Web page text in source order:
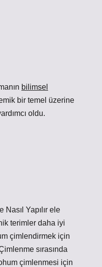
bilimsel
bir temel üzerine
oldu.
Yapılır ele
terimler daha iyi
çimlendirmek için
sırasında
çimlenmesi için